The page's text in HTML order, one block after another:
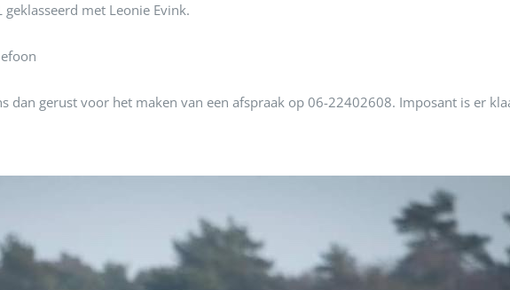
met Leonie Evink.
dan gerust voor het maken van een afspraak op 06-22402608. Imposant is er